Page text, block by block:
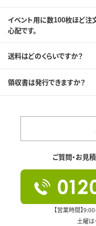
イベント用に数100枚ほど注
心配です。
送料はどのくらいですか？
領収書は発行できますか？
ご質問・お見
【営業時間】
土曜